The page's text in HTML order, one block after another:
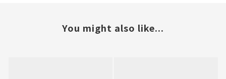
You might also like...